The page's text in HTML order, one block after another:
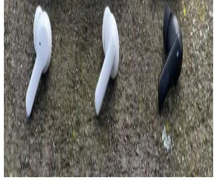
Kablosuz fareler, kullanım kolaylığı ve estetik avantajlar sunar.
Farklı modellerin DPI, bağlantı ve ergonomik özellikleri,
kullanıcıların ihtiyaçlarına göre seçim yapmasını sağlar.
Uygun Fiyatlı Aktif Bluetooth Kulaklıklar: Piyasa
Özellikleri ve Değerlendirmeleri
Uygun fiyatlı aktif Bluetooth kulaklıklar, temel özellikleri ve piyasa
fiyat aralıklarıyla günlük kullanım için ideal seçenekler sunar.
Performans ve dayanıklılık açısından dikkat edilmesi gereken
noktaları içerir.
QCY T13 ve Huawei FreeBuds SE 2 Kulaklık
Karşılaştırması: Hangi Model Sizin İçin Uygun
QCY T13 ve Huawei FreeBuds SE 2 modellerinin tasarım, ses
kalitesi, pil ömrü ve ek özellikleri detaylı karşılaştırmasıyla,
kullanıcılara en uygun kulaklık seçiminde rehberlik sağlanıyor.